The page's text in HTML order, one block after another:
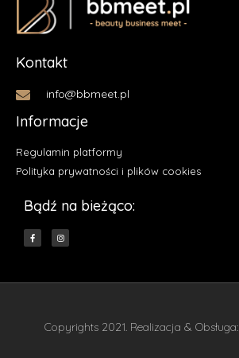
Kontakt
info@bbmeet.pl
Informacje
Regulamin platformy
Polityka prywatności i plików cookies
Bądź na bieżąco:
Copyrights 2021. Realizacja & Obsługa: